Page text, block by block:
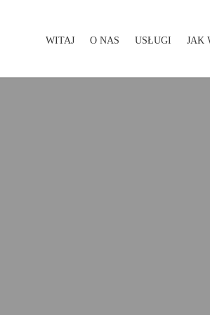
WITAJ O NAS USŁUGI JAK
WITAJ O NAS USŁUGI